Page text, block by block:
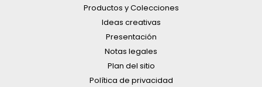
Productos y Colecciones
Ideas creativas
Presentación
Notas legales
Plan del sitio
Política de privacidad